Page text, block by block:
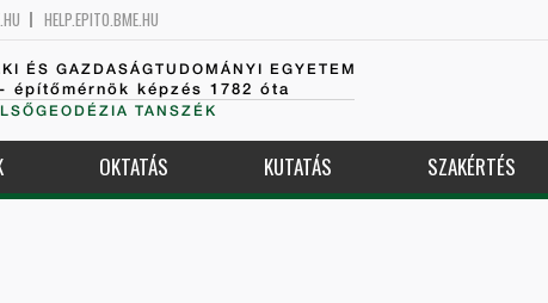
HELP.EPITO.BME.HU
ÉS GAZDASÁGTUDOMÁNYI EGYETEM
építőmérnök képzés 1782 óta
TANSZÉK
OKTATÁS KUTATÁS SZAKÉRTÉS